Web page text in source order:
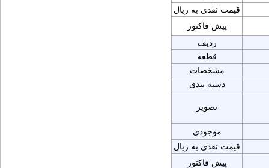
قیمت نقدی به ریال
پیش فاکتور
ردیف
قطعه
مشخصات
دسته بندی
تصویر
موجودی
قیمت نقدی به ریال
پیش فاکتور